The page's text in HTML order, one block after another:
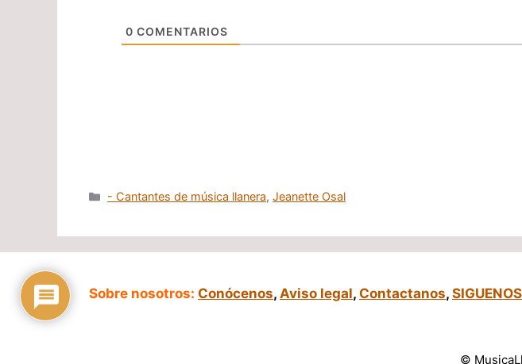
0 COMENTARIOS
Categorías
- Cantantes de música llanera,Jeanette Osal
Sobre nosotros: Conócenos, Aviso legal, Contactanos, SIGUENOS
©